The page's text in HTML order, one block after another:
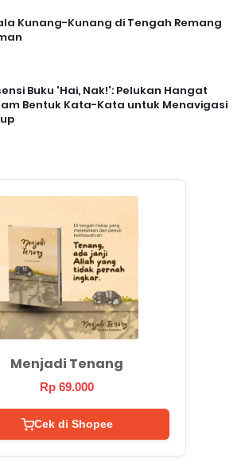
Kunang-Kunang di Tengah Remang
Buku 'Hai, Nak!': Pelukan Hangat
Bentuk Kata-Kata untuk Menavigasi
Menjadi Tenang
Rp 69.000
Cek di Shopee